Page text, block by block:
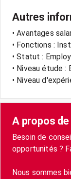
Autres
• Avantages
• Fonctions :
• Statut :
• Niveau étude :
• Niveau
A propos
Besoin de
opportunités ?
Nous sommes